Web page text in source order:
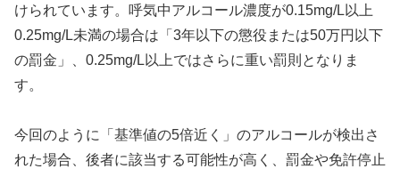
けられています。呼気中アルコール濃度が0.15mg/L以上
0.25mg/L未満の場合は「3年以下の懲役または50万円以下
の罰金」、0.25mg/L以上ではさらに重い罰則となりま
す。
今回のように「基準値の5倍近く」のアルコールが検出さ
れた場合、後者に該当する可能性が高く、罰金や免許停止